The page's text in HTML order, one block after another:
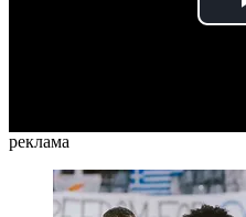
реклама